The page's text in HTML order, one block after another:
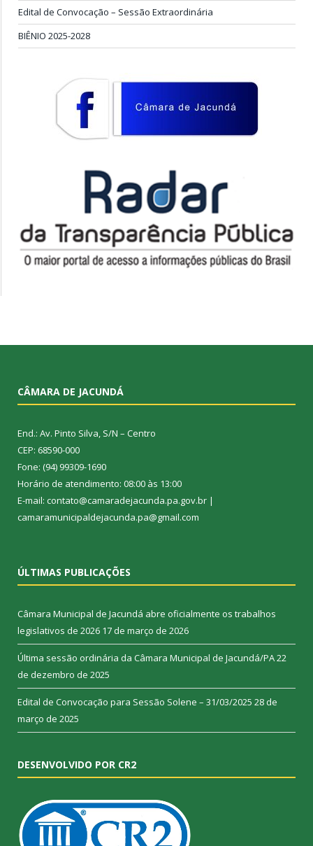
Edital de Convocação – Sessão Extraordinária
BIÊNIO 2025-2028
CÂMARA DE JACUNDÁ
End.: Av. Pinto Silva, S/N – Centro
CEP: 68590-000
Fone: (94) 99309-1690
Horário de atendimento: 08:00 às 13:00
E-mail: contato@camaradejacunda.pa.gov.br |
camaramunicipaldejacunda.pa@gmail.com
ÚLTIMAS PUBLICAÇÕES
Câmara Municipal de Jacundá abre oficialmente os trabalhos
legislativos de 2026 17 de março de 2026
Última sessão ordinária da Câmara Municipal de Jacundá/PA22
de dezembro de 2025
Edital de Convocação para Sessão Solene – 31/03/2025 28 de
março de 2025
DESENVOLVIDO POR CR2